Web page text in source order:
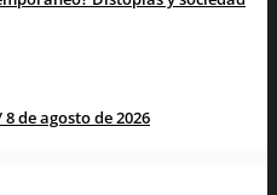
de agosto de 2026